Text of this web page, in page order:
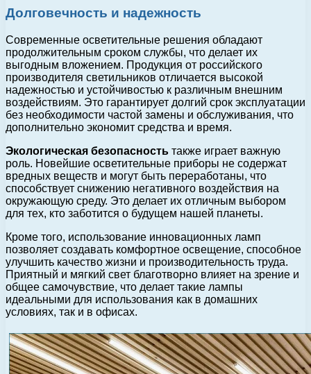
Долговечность и надежность
Современные осветительные решения обладают
продолжительным сроком службы, что делает их
выгодным вложением. Продукция от российского
производителя светильников отличается высокой
надежностью и устойчивостью к различным внешним
воздействиям. Это гарантирует долгий срок эксплуатации
без необходимости частой замены и обслуживания, что
дополнительно экономит средства и время.
Экологическая безопасность также играет важную
роль. Новейшие осветительные приборы не содержат
вредных веществ и могут быть переработаны, что
способствует снижению негативного воздействия на
окружающую среду. Это делает их отличным выбором
для тех, кто заботится о будущем нашей планеты.
Кроме того, использование инновационных ламп
позволяет создавать комфортное освещение, способное
улучшить качество жизни и производительность труда.
Приятный и мягкий свет благотворно влияет на зрение и
общее самочувствие, что делает такие лампы
идеальными для использования как в домашних
условиях, так и в офисах.